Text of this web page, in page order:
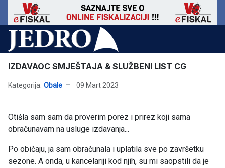
IZDAVAOC SMJEŠTAJA & SLUŽBENI LIST CG
Kategorija: Obale 09 Mart 2023
Otišla sam sam da proverim porez i prirez koji sama
obračunavam na usluge izdavanja...
Po običaju, ja sam obračunala i uplatila sve po završetku
sezone. A onda, u kancelariji kod njih, su mi saopstili da je